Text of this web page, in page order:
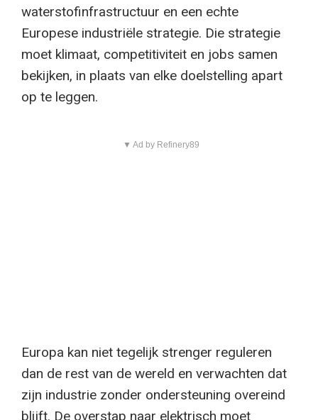
waterstofinfrastructuur en een echte
Europese industriële strategie. Die strategie
moet klimaat, competitiviteit en jobs samen
bekijken, in plaats van elke doelstelling apart
op te leggen.
▼ Ad by Refinery89
Europa kan niet tegelijk strenger reguleren
dan de rest van de wereld en verwachten dat
zijn industrie zonder ondersteuning overeind
blijft. De overstap naar elektrisch moet